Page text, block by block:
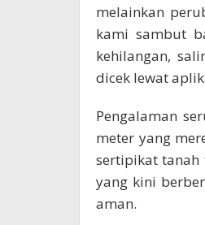
melainkan
kami sambut
kehilangan,
dicek lewat
Pengalaman
meter yang
sertipikat tanah
yang kini
aman.